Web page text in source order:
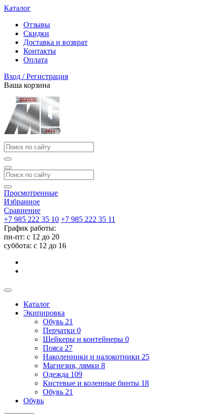
Каталог
Отзывы
Скидки
Доставка и возврат
Контакты
Оплата
Вход / Регистрация
Ваша корзина
Просмотренные
Избранное
Сравнение
+7 985 222 35 10 +7 985 222 35 11
График работы:
пн-пт: с 12 до 20
суббота: c 12 до 16
Каталог
Экипировка
Обувь 21
Перчатки 0
Шейкеры и контейнеры 0
Пояса 27
Наколенники и налокотники 25
Магнезия, лямки 8
Одежда 109
Кистевые и коленные бинты 18
Обувь 21
Обувь